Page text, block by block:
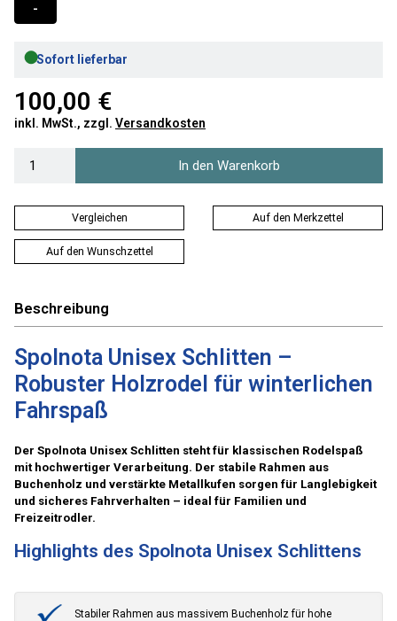
-
●Sofort lieferbar
100,00 €
inkl. MwSt., zzgl. Versandkosten
In den Warenkorb
Vergleichen Auf den Merkzettel
Auf den Wunschzettel
Beschreibung
Spolnota Unisex Schlitten –
Robuster Holzrodel für winterlichen
Fahrspaß
Der Spolnota Unisex Schlitten steht für klassischen Rodelspaß
mit hochwertiger Verarbeitung. Der stabile Rahmen aus
Buchenholz und verstärkte Metallkufen sorgen für Langlebigkeit
und sicheres Fahrverhalten – ideal für Familien und
Freizeitrodler.
Highlights des Spolnota Unisex Schlittens
Stabiler Rahmen aus massivem Buchenholz für hohe